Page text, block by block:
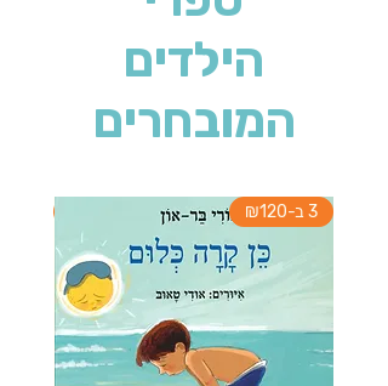
הילדים
המובחרים
3 ב-₪120